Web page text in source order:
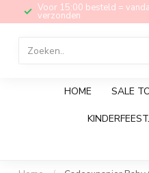
Voor 15:00 besteld =
verzonden
HOME SALE